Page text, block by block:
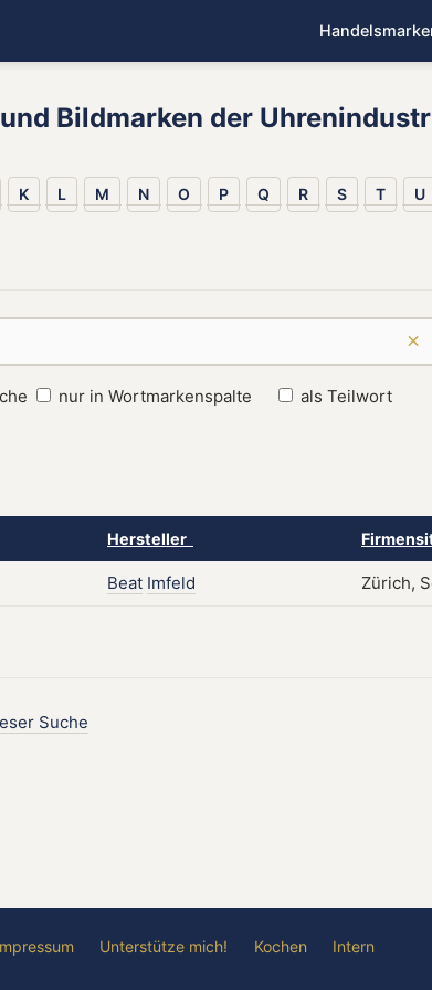
Bildmarken der
K L M N O P Q R S T U
×
nur in Wortmarkenspalte als Teilwort
Hersteller
Beat Imfeld Zürich,
Suche
Unterstütze mich! Kochen Intern